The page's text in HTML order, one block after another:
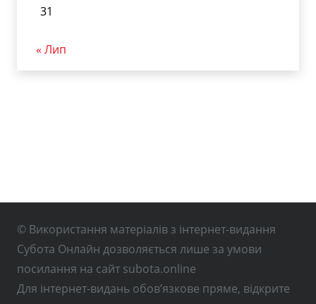
31
« Лип
© Використання матеріалів з інтернет-видання
Субота Онлайн дозволяється лише за умови
посилання на сайт subota.online
Для інтернет-видань обов’язкове пряме, відкрите